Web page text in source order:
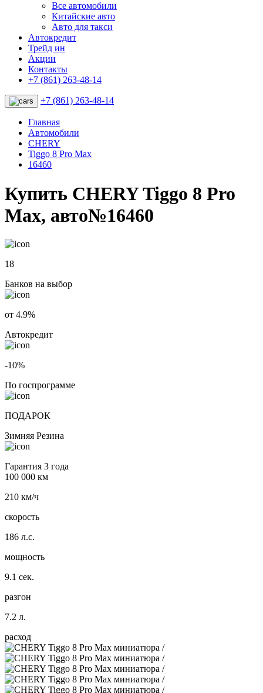
Все автомобили
Китайские авто
Авто для такси
Автокредит
Трейд ин
Акции
Контакты
+7 (861) 263-48-14
+7 (861) 263-48-14
Главная
Автомобили
CHERY
Tiggo 8 Pro Max
16460
Купить CHERY Tiggo 8 Pro
Max, авто№16460
18
Банков на выбор
от 4.9%
Автокредит
-10%
По госпрограмме
ПОДАРОК
Зимняя Резина
Гарантия 3 года
100 000 км
210 км/ч
скорость
186 л.с.
мощность
9.1 сек.
разгон
7.2 л.
расход